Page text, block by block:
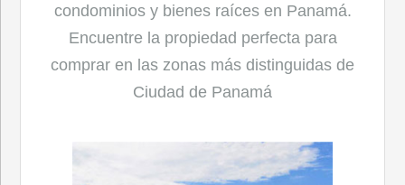
condominios y bienes raíces en Panamá.
Encuentre la propiedad perfecta para
comprar en las zonas más distinguidas de
Ciudad de Panamá